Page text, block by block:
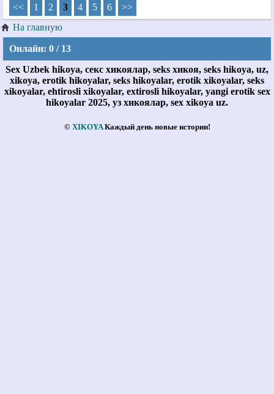
<< 1 2 3 4 5 6
>>
На главную
Онлайн: 0 / 13
Sex Uzbek hikoya, секс хикоялар, seks хикоя, seks hikoya, uz,
xikoya, erotik hikoyalar, seks hikoyalar, erotik xikoyalar, seks
xikoyalar, ehtirosli xikoyalar, extirosli hikoyalar, yangi erotik sex
hikoyalar 2025, уз хикоялар, sex xikoya uz.
© XIKOYAКаждый день новые истории!